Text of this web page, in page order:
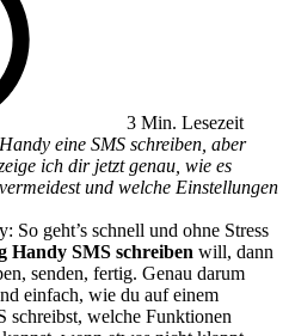
3 Min. Lesezeit
eine SMS schreiben, aber
ich dir jetzt genau, wie es
und welche Einstellungen
So geht’s schnell und ohne Stress
Handy SMS schreiben will, dann
senden, fertig. Genau darum
einfach, wie du auf einem
schreibst, welche Funktionen